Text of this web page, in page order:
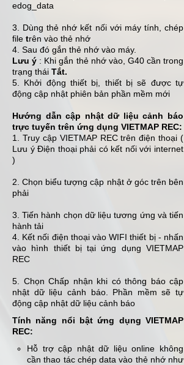
edog_data
3. Dùng thẻ nhớ kết nối với máy tính, chép
file trên vào thẻ nhớ
4. Sau đó gắn thẻ nhớ vào máy.
Lưu ý : Khi gắn thẻ nhớ vào, G40 cần trong
trạng thái Tắt.
5. Khởi động thiết bị, thiết bị sẽ được tự
động cập nhật phiên bản phần mềm mới
Hướng dẫn cập nhật dữ liệu cảnh báo
trực tuyến trên ứng dụng VIETMAP REC:
1. Truy cập VIETMAP REC trên điện thoại (
Lưu ý Điện thoại phải có kết nối với internet
)
2. Chọn biểu tượng cập nhật ở góc trên bên
phải
3. Tiến hành chọn dữ liệu tương ứng và tiến
hành tải
4. Kết nối điện thoại vào WIFI thiết bị - nhấn
vào hình thiết bị tại ứng dụng VIETMAP
REC
5. Chọn Chấp nhận khi có thông báo cập
nhật dữ liệu cảnh báo. Phần mềm sẽ tự
động cập nhật dữ liệu cảnh báo
Tính năng nổi bật ứng dụng VIETMAP
REC:
Hỗ trợ cập nhật dữ liệu online không
cần thao tác chép data vào thẻ nhớ như